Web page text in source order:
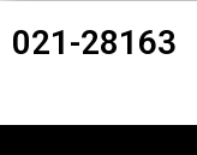
021-28163